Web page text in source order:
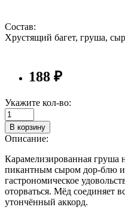
Состав:
Хрустящий багет, груша,
188 ₽
Укажите кол-во:
В корзину
Описание:
Карамелизированная груша
пикантным сыром дор-блю
гастрономическое
оторваться. Мёд соединяет
утончённый аккорд.